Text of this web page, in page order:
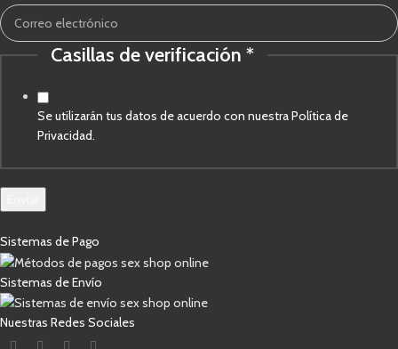
verificación
electrónico
Casillas de verificación *
Se utilizarán tus datos de acuerdo con nuestra Política de
Privacidad.
Sistemas de Pago
Sistemas de Envío
Nuestras Redes Sociales